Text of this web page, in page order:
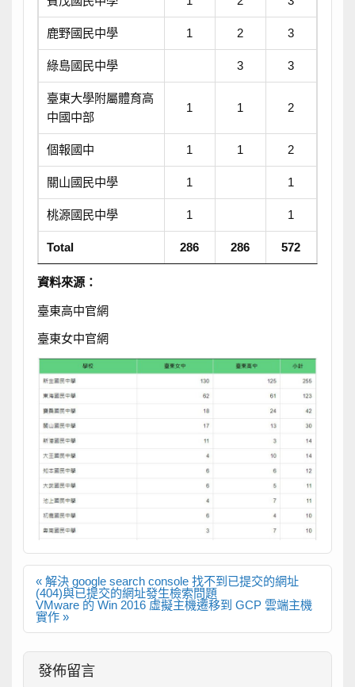
鹿野國民中學 1 2 3
綠島國民中學 3 3
臺東大學附屬體育高
中國中部
1 1 2
個報國中 1 1 2
關山國民中學 1 1
桃源國民中學 1 1
Total 286 286 572
資料來源：
臺東高中官網
臺東女中官網
文
章
導
覽
« 解決 google search console 找不到已提交的網址
(404)與已提交的網址發生檢索問題
VMware 的 Win 2016 虛擬主機遷移到 GCP 雲端主機
實作 »
發佈留言